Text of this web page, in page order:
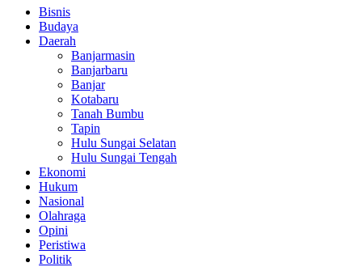
Bisnis
Budaya
Daerah
Banjarmasin
Banjarbaru
Banjar
Kotabaru
Tanah Bumbu
Tapin
Hulu Sungai Selatan
Hulu Sungai Tengah
Ekonomi
Hukum
Nasional
Olahraga
Opini
Peristiwa
Politik